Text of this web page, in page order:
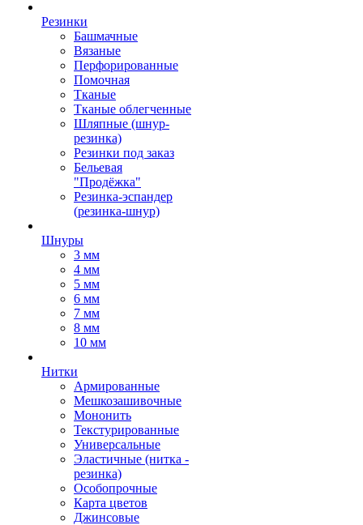
Резинки
Башмачные
Вязаные
Перфорированные
Помочная
Тканые
Тканые облегченные
Шляпные (шнур-
резинка)
Резинки под заказ
Бельевая
"Продёжка"
Резинка-эспандер
(резинка-шнур)
Шнуры
3 мм
4 мм
5 мм
6 мм
7 мм
8 мм
10 мм
Нитки
Армированные
Мешкозашивочные
Мононить
Текстурированные
Универсальные
Эластичные (нитка -
резинка)
Особопрочные
Карта цветов
Джинсовые